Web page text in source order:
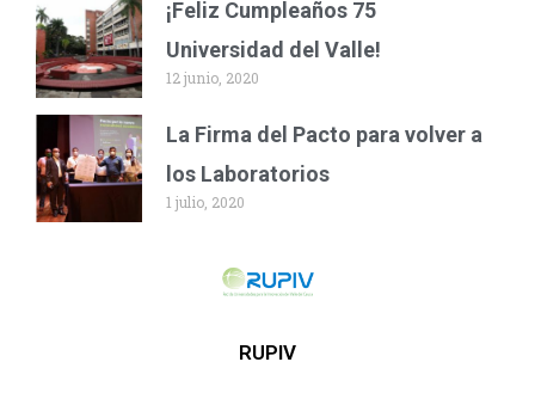
RUPIV
¡Feliz Cumpleaños 75
Universidad del Valle!
12 junio, 2020
La Firma del Pacto para volver a
los Laboratorios
1 julio, 2020